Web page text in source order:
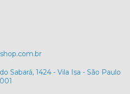
Sabará, 1424 - Vila Isa - São Paulo